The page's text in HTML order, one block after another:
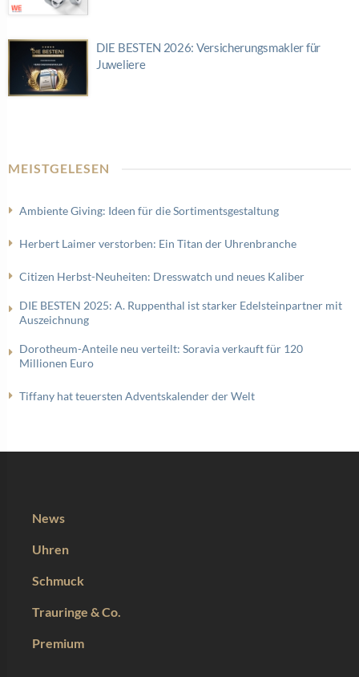
DIE BESTEN 2026: Versicherungsmakler für
Juweliere
MEISTGELESEN
Ambiente Giving: Ideen für die Sortimentsgestaltung
Herbert Laimer verstorben: Ein Titan der Uhrenbranche
Citizen Herbst-Neuheiten: Dresswatch und neues Kaliber
DIE BESTEN 2025: A. Ruppenthal ist starker Edelsteinpartner mit
Auszeichnung
Dorotheum-Anteile neu verteilt: Soravia verkauft für 120
Millionen Euro
Tiffany hat teuersten Adventskalender der Welt
News
Uhren
Schmuck
Trauringe & Co.
Premium